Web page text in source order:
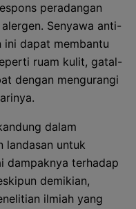
peradangan
Senyawa anti-
ini dapat membantu
ruam kulit, gatal-
dengan mengurangi
dalam
landasan untuk
dampaknya terhadap
demikian,
ilmiah yang